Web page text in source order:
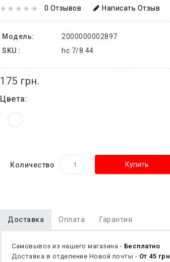
0 Отзывов Написать Отзыв
Модель:
2000000002897
SKU :
hc 7/8 44
175 грн.
Цвета:
Количество Купить
Доставка Оплата Гарантия
Самовывоз из нашего магазина - Бесплатно
Доставка в отделение Новой почты - От 45 грн